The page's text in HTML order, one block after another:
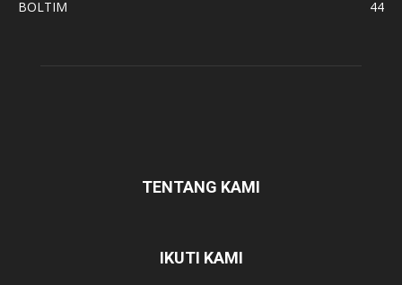
BOLTIM
44
TENTANG KAMI
IKUTI KAMI